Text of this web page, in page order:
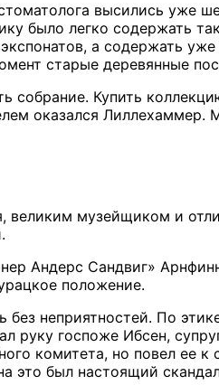
высились уже
было легко содержать
а содержать
старые деревянные
собрание. Купить
оказался
великим музейщиком и
Андерс Сандвиг»
положение.
неприятностей. По
руку госпоже Ибсен,
комитета, но повел ее
это был настоящий